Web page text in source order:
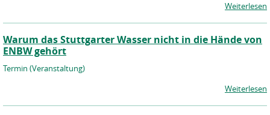
Weiterlesen
Warum das Stuttgarter Wasser nicht in die Hände von
ENBW gehört
Termin (Veranstaltung)
Weiterlesen